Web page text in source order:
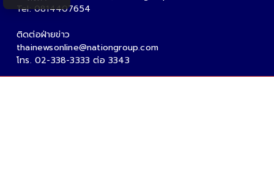
Tel: 0814407654
ติดต่อฝ่ายข่าว
thainewsonline@nationgroup.com
โทร. 02-338-3333 ต่อ 3343